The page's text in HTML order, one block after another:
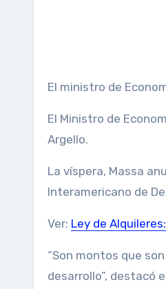
El ministro de
El Ministro de
Argello.
La víspera, Massa
Interamericano de
Ver: Ley de
“Son montos que
desarrollo”, destacó